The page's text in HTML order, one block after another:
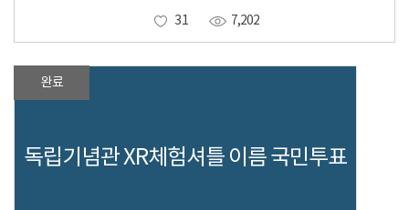
31
7,202
완료
독립기념관 XR체험셔틀 이름 국민투표